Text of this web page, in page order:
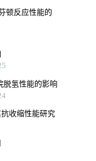
顿反应性能的
脱氢性能的影响
收缩性能研究